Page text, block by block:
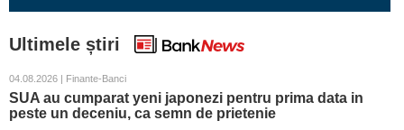
Ultimele știri
04.08.2026 | Finante-Banci
SUA au cumparat yeni japonezi pentru prima data in
peste un deceniu, ca semn de prietenie